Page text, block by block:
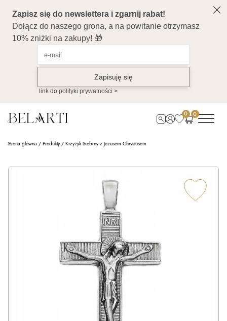
0 0
Strona główna / Produkty/ Krzyżyk Srebrny z Jezusem Chrystusem